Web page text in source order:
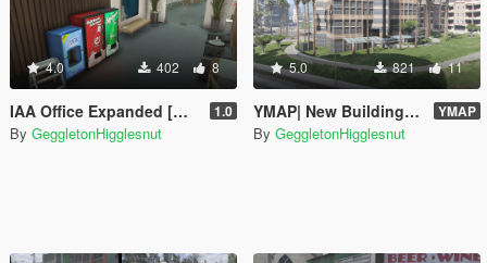
4.0 402 8
IAA Office Expanded [MENYOO] 1.0
By GeggletonHigglesnut
5.0 821 11
YMAP| New Building At Rockford Hills + Additional Palm Trees YMAP
By GeggletonHigglesnut